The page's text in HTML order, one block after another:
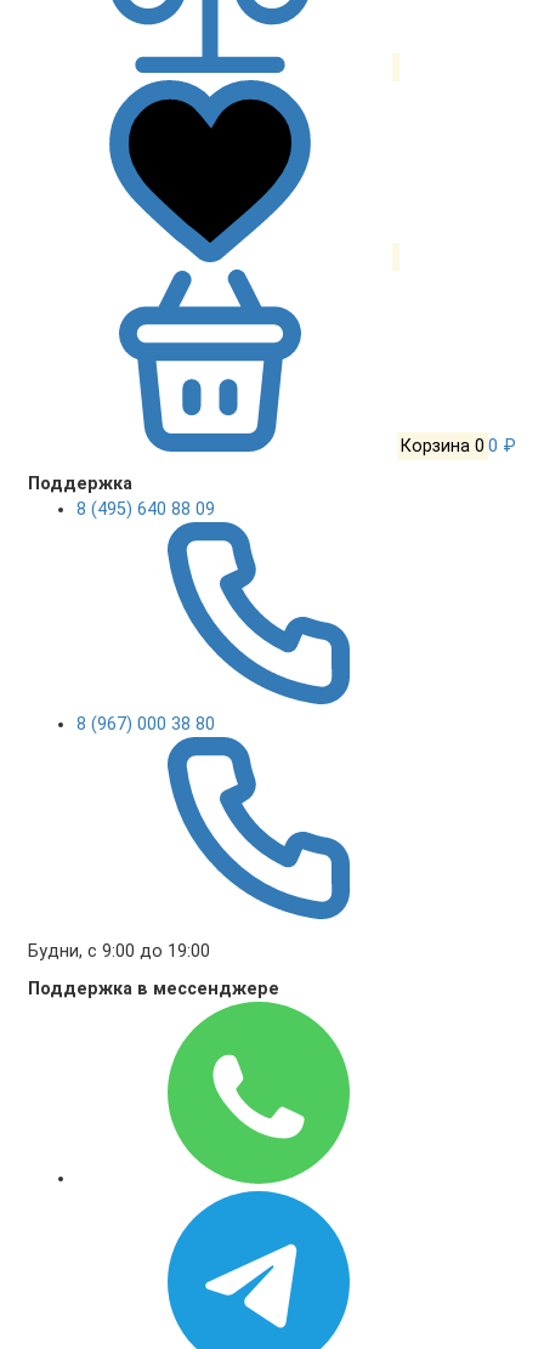
Корзина 0 0 ₽
Поддержка
8 (495) 640 88 09
8 (967) 000 38 80
Будни, с 9:00 до 19:00
Поддержка в мессенджере